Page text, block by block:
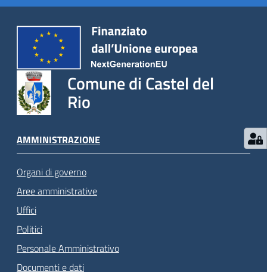
Comune di Castel del
Rio
AMMINISTRAZIONE
Organi di governo
Aree amministrative
Uffici
Politici
Personale Amministrativo
Documenti e dati